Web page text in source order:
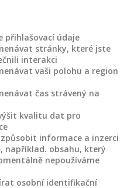
přihlašovací údaje
stránky, které jste
interakci
vaši polohu a region
čas strávený na
kvalitu dat pro
informace a inzerci
například. obsahu, který
nepoužíváme
osobní identifikační